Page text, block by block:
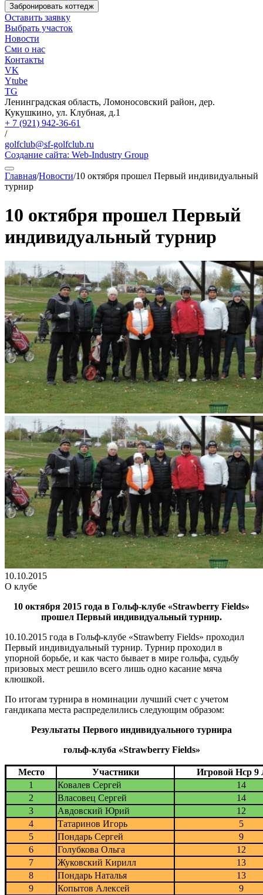
Забронировать коттедж
Оставить заявку
Выбрать участок
Новости
Сми о нас
Контакты
VK
Ytube
TG
Ленинградская область, Ломоносовский район, дер.
Кукушкино, ул. Клубная, д.1
+ 7 (921) 942-36-61
/
golfclub@sf-golfclub.ru
Создание сайта: Web-Industry Group
Главная/Новости/10 октября прошел Первый индивидуальный
турнир
10 октября прошел Первый
индивидуальный турнир
10.10.2015
О клубе
10 октября 2015 года в Гольф-клубе «Strawberry Fields»
прошел Первый индивидуальный турнир.
10.10.2015 года в Гольф-клубе «Strawberry Fields» проходил
Первый индивидуальный турнир. Турнир проходил в
упорной борьбе, и как часто бывает в мире гольфа, судьбу
призовых мест решило всего лишь одно касание мяча
клюшкой.
По итогам турнира в номинации лучший счет с учетом
гандикапа места распределились следующим образом:
Результаты Первого индивидуального турнира
гольф-клуба «Strawberry Fields»
Место Участники
Игровой Hcp 9
1
Ковалев Сергей
14
2
Власовец Сергей
14
3
Авдовский Юрий
12
4
Татаринов Игорь
5
5
Пондарь Сергей
9
6
Голубкова Ольга
12
7
Жуковский Кирилл
13
8
Пондарь Наталья
13
9
Копытов Алексей 9